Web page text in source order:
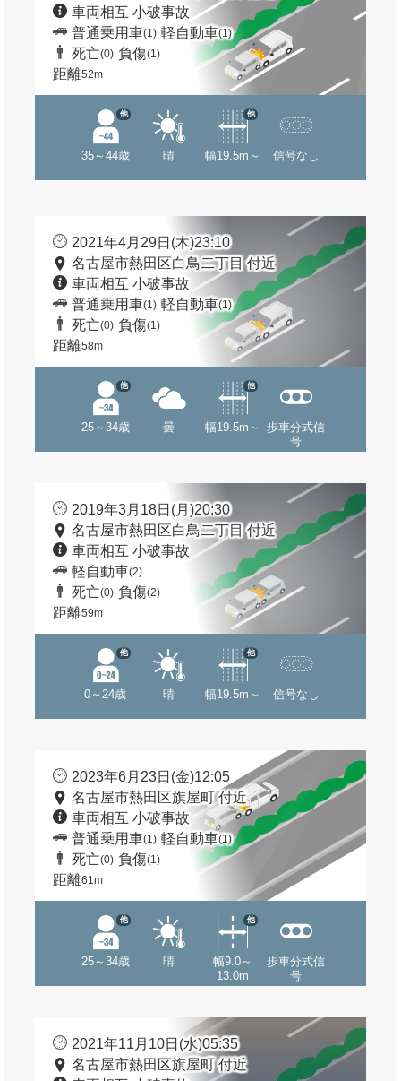
車両相互 小破事故
普通乗用車(1) 軽自動車(1)
死亡(0) 負傷(1)
距離52m
35～44歳
他
晴 幅19.5m～
他
信号なし
2021年4月29日(木)23:10
名古屋市熱田区白鳥二丁目 付近
車両相互 小破事故
普通乗用車(1) 軽自動車(1)
死亡(0) 負傷(1)
距離58m
25～34歳
他
曇 幅19.5m～
他
歩車分式信
号
2019年3月18日(月)20:30
名古屋市熱田区白鳥二丁目 付近
車両相互 小破事故
軽自動車(2)
死亡(0) 負傷(2)
距離59m
0～24歳
他
晴 幅19.5m～
他
信号なし
2023年6月23日(金)12:05
名古屋市熱田区旗屋町 付近
車両相互 小破事故
普通乗用車(1) 軽自動車(1)
死亡(0) 負傷(1)
距離61m
25～34歳
他
晴
幅9.0～
13.0m
他
歩車分式信
号
2021年11月10日(水)05:35
名古屋市熱田区旗屋町 付近